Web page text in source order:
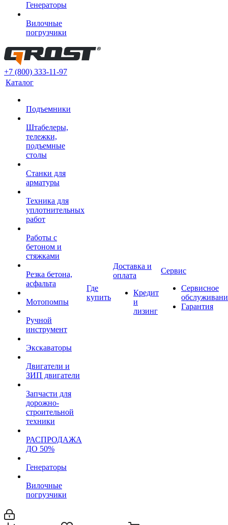
Генераторы
Вилочные
погрузчики
+7 (800) 333-11-97
Каталог
Подъемники
Штабелеры,
тележки,
подъемные
столы
Станки для
арматуры
Техника для
уплотнительных
работ
Работы с
бетоном и
стяжками
Резка бетона,
асфальта
Мотопомпы
Ручной
инструмент
Экскаваторы
Двигатели и
ЗИП двигатели
Запчасти для
дорожно-
строительной
техники
РАСПРОДАЖА
ДО 50%
Генераторы
Вилочные
погрузчики
Где
купить
Доставка и
оплата
Кредит
и
лизинг
Сервис
Сервисное
Гарантия